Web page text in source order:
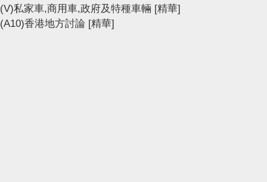
(V)私家車,商用車,政府及特種車輛 [精華]
(A10)香港地方討論 [精華]